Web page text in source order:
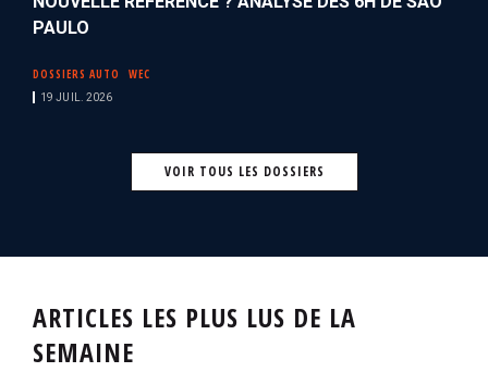
PAULO
DOSSIERS AUTO WEC
19 JUIL. 2026
VOIR TOUS LES DOSSIERS
ARTICLES LES PLUS LUS DE LA
SEMAINE